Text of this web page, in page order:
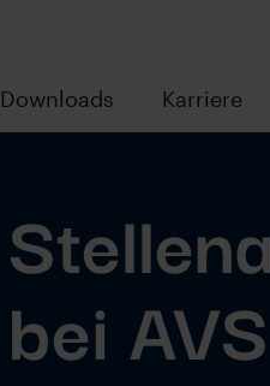
Downloads Karriere
bei